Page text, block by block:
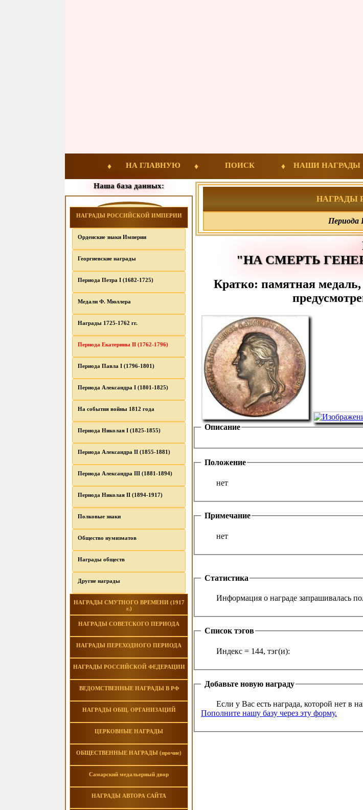
НА ГЛАВНУЮ ПОИСК НАШИ НАГРАДЫ
Наша база данных:
НАГРАДЫ РОССИЙСКОЙ ИМПЕРИИ
Орденские знаки Империи
Георгиевские награды
Периода Петра I (1682-1725)
Медали Ф. Мюллера
Награды 1725-1762 гг.
Периода Екатерины II (1762-1796)
Периода Павла I (1796-1801)
Периода Александра I (1801-1825)
На события войны 1812 года
Периода Николая I (1825-1855)
Периода Александра II (1855-1881)
Периода Александра III (1881-1894)
Периода Николая II (1894-1917)
Полковые знаки
Общество нумизматов
Награды обществ
Другие награды
НАГРАДЫ СМУТНОГО ВРЕМЕНИ (1917
г.)
НАГРАДЫ СОВЕТСКОГО ПЕРИОДА
НАГРАДЫ ПЕРЕХОДНОГО ПЕРИОДА
НАГРАДЫ РОССИЙСКОЙ ФЕДЕРАЦИИ
ВЕДОМСТВЕННЫЕ НАГРАДЫ В РФ
НАГРАДЫ ОБЩ. ОРГАНИЗАЦИЙ
ЦЕРКОВНЫЕ НАГРАДЫ
ОБЩЕСТВЕННЫЕ НАГРАДЫ (прочие)
Самарский медальерный двор
НАГРАДЫ АВТОРА САЙТА
НАГРАДЫ
Периода
"НА СМЕРТЬ
Кратко: памятная
Описание
Положение
нет
Примечание
нет
Статистика
Информация о награде запрашивалась
Список тэгов
Индекс = 144, тэг(и):
Добавьте новую награду
Если у Вас есть награда, которой нет в
Пополните нашу базу через эту форму.